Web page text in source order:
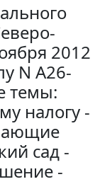
2012
N А26-
темы:
налогу -
сад -
-